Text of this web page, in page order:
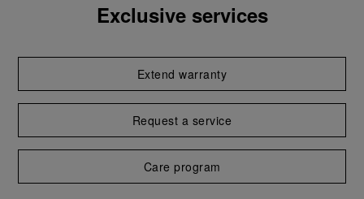
Exclusive services
Extend warranty
Request a service
Care program